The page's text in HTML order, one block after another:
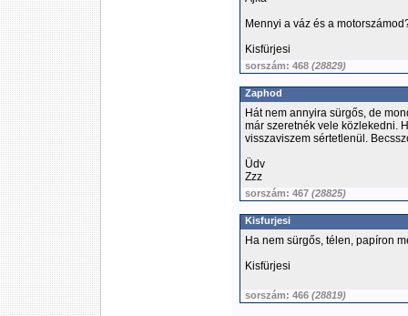
Mennyi a váz és a
Kisfürjesi
sorszám: 468 (28829)
Zaphod
Hát nem annyira sürgős, de
már szeretnék vele közlekedni.
visszaviszem sértetlenül.
Üdv
Zzz
sorszám: 467 (28825)
Kisfurjesi
Ha nem sürgős, télen, papíron
Kisfürjesi
sorszám: 466 (28819)